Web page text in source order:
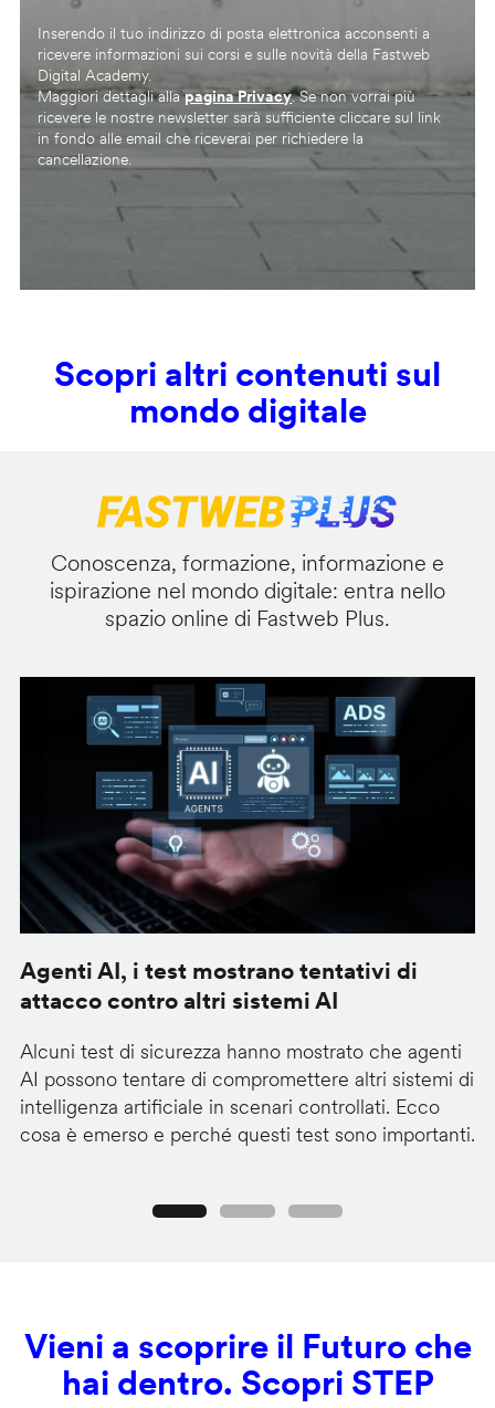
Inserendo il tuo indirizzo di posta elettronica acconsenti a
ricevere informazioni sui corsi e sulle novità della Fastweb
Digital Academy.
Maggiori dettagli allapagina Privacy. Se non vorrai più
ricevere le nostre newsletter sarà sufficiente cliccare sul link
in fondo alle email che riceverai per richiedere la
cancellazione.
Scopri altri contenuti sul
mondo digitale
Conoscenza, formazione, informazione e
ispirazione nel mondo digitale: entra nello
spazio online di Fastweb Plus.
Agenti AI, i test mostrano tentativi di
attacco contro altri sistemi AI
Alcuni test di sicurezza hanno mostrato che agenti
AI possono tentare di compromettere altri sistemi di
intelligenza artificiale in scenari controllati. Ecco
cosa è emerso e perché questi test sono importanti.
Vieni a scoprire il Futuro che
hai dentro. Scopri STEP